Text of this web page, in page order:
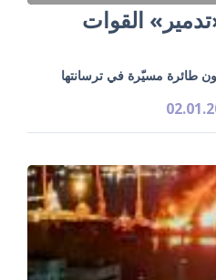
القوات
طائرة مسيّرة في ترسانتها